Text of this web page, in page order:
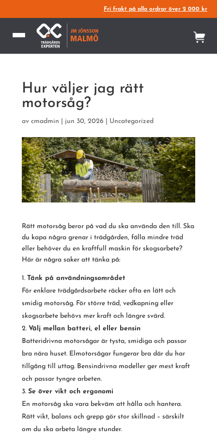
Fri frakt på alla ordrar över 2 000 kr
Hur väljer jag rätt
motorsåg?
av cmadmin jun 30, 2026 Uncategorized
Rätt motorsåg beror på vad du ska använda den till. Ska
du kapa några grenar i trädgården, fälla mindre träd
eller behöver du en kraftfull maskin för skogsarbete?
Här är några saker att tänka på:
Tänk på användningsområdet
För enklare trädgårdsarbete räcker ofta en lätt och
smidig motorsåg. För större träd, vedkapning eller
skogsarbete behövs mer kraft och längre svärd.
Välj mellan batteri, el eller bensin
Batteridrivna motorsågar är tysta, smidiga och passar
bra nära huset. Elmotorsågar fungerar bra där du har
tillgång till uttag. Bensindrivna modeller ger mest kraft
och passar tyngre arbeten.
Se över vikt och ergonomi
En motorsåg ska vara bekväm att hålla och hantera.
Rätt vikt, balans och grepp gör stor skillnad – särskilt
om du ska arbeta längre stunder.